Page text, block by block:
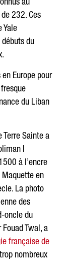
232. Ces
Yale
du
Europe pour
du Liban
Terre Sainte a
I
à l’encre
Maquette en
La photo
des
oncle du
Twal, a
française de
nombreux